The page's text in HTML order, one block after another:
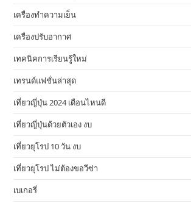
เครื่องทำความเย็น
เครื่องปรับอากาศ
เทคนิคการเรียนรู้ใหม่
เทรนด์แฟชั่นล่าสุด
เที่ยวญี่ปุ่น 2024 เดือนไหนดี
เที่ยวญี่ปุ่นด้วยตัวเอง งบ
เที่ยวยุโรป 10 วัน งบ
เที่ยวยุโรป ไม่ต้องขอวีซ่า
เบเกอรี่